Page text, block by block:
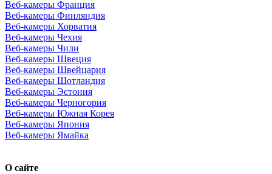
Веб-камеры Франция
Веб-камеры Финляндия
Веб-камеры Хорватия
Веб-камеры Чехия
Веб-камеры Чили
Веб-камеры Швеция
Веб-камеры Швейцария
Веб-камеры Шотландия
Веб-камеры Эстония
Веб-камеры Черногория
Веб-камеры Южная Корея
Веб-камеры Япония
Веб-камеры Ямайка
О сайте